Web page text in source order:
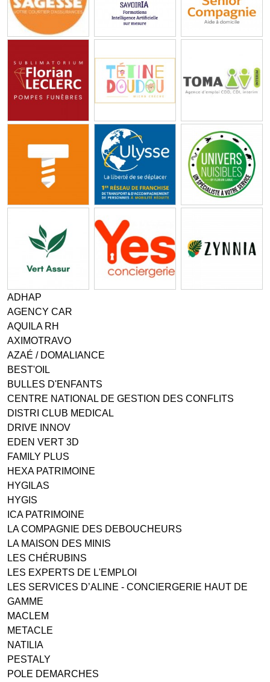
ADHAP
AGENCY CAR
AQUILA RH
AXIMOTRAVO
AZAÉ / DOMALIANCE
BEST'OIL
BULLES D'ENFANTS
CENTRE NATIONAL DE GESTION DES CONFLITS
DISTRI CLUB MEDICAL
DRIVE INNOV
EDEN VERT 3D
FAMILY PLUS
HEXA PATRIMOINE
HYGILAS
HYGIS
ICA PATRIMOINE
LA COMPAGNIE DES DEBOUCHEURS
LA MAISON DES MINIS
LES CHÉRUBINS
LES EXPERTS DE L'EMPLOI
LES SERVICES D’ALINE - CONCIERGERIE HAUT DE
GAMME
MACLEM
METACLE
NATILIA
PESTALY
POLE DEMARCHES